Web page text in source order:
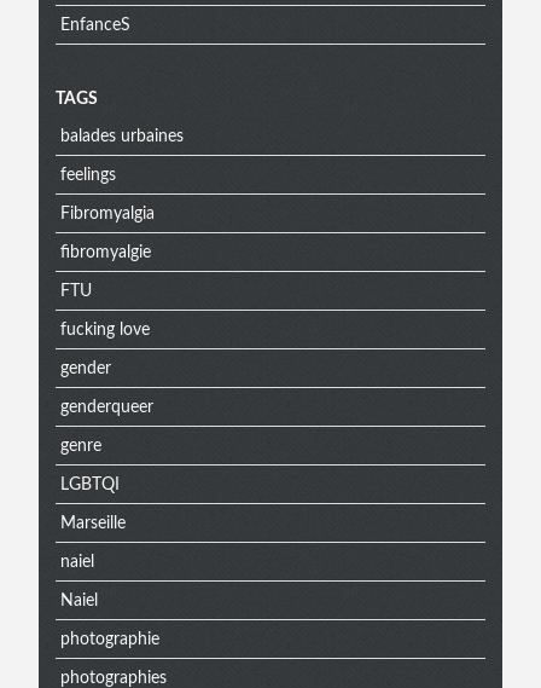
EnfanceS
Menu
extra
TAGS
balades urbaines
feelings
Fibromyalgia
fibromyalgie
FTU
fucking love
gender
genderqueer
genre
LGBTQI
Marseille
naiel
Naiel
photographie
photographies